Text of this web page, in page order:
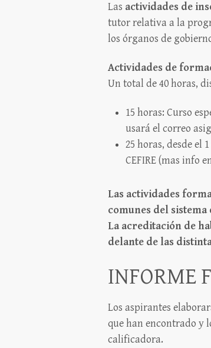
Las actividades de
tutor relativa a la
los órganos de
Actividades de
Un total de 40 horas,
15 horas: Curso
usará el correo
25 horas, desde el
CEFIRE (mas info
Las actividades
comunes del sistema
La acreditación de
delante de las
INFORME
Los aspirantes
que han encontrado y
calificadora.